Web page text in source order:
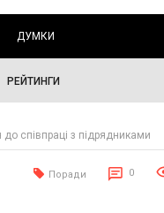
ДУМКИ
РЕЙТИНГИ
до співпраці з підрядниками
Поради 0